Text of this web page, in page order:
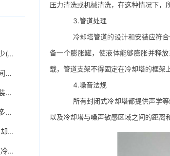
冷却塔冷却水温正常是多少(高温冷却塔进出水温
冷却塔标准冷吨和水吨之间怎么换算(冷却水塔吨
冷却塔水管进水和回水安装方法(冷却塔供回水管
冷却塔正常使用一天消耗多少水,冷却塔每天的用
冷却塔型号规格有哪些(冷却塔选型需要哪些参数
冷却塔平衡管作用和原理(冷却塔内的平衡管是干
压力清洗或机械清洗，在这种情况下，
3.管道处理
冷却塔管道的设计和安装应符合
备一个膨胀罐，使液体能够膨胀并释
载，管道支架不得固定在冷却塔的框架上
4.噪音法规
所有封闭式冷却塔都提供声学等
以及冷却塔与噪声敏感区域之间的距离